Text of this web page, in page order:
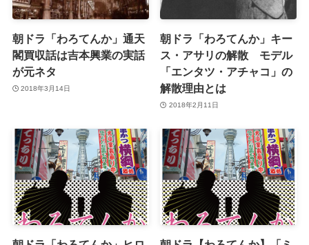
朝ドラ「わろてんか」通天
閣買収話は吉本興業の実話
が元ネタ
2018年3月14日
朝ドラ「わろてんか」キー
ス・アサリの解散 モデル
「エンタツ・アチャコ」の
解散理由とは
2018年2月11日